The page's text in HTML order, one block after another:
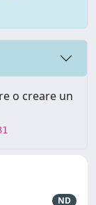
o creare un
ND